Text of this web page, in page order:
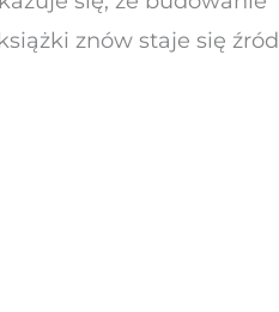
znów staje się